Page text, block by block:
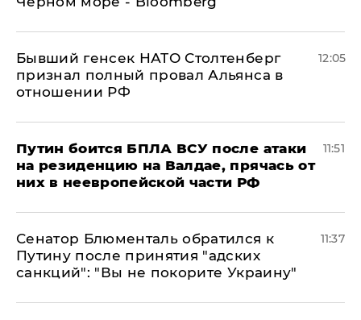
Бывший генсек НАТО Столтенберг
признал полный провал Альянса в
отношении РФ
12:05
Путин боится БПЛА ВСУ после атаки
на резиденцию на Валдае, прячась от
них в неевропейской части РФ
11:51
Сенатор Блюменталь обратился к
Путину после принятия "адских
санкций": "Вы не покорите Украину"
11:37